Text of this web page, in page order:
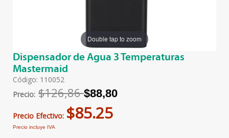
Double tap to zoom
Dispensador de Agua 3 Temperaturas
Mastermaid
Código: 110052
Precio: $126,86$88,80
Precio Efectivo: $85.25
Precio incluye IVA